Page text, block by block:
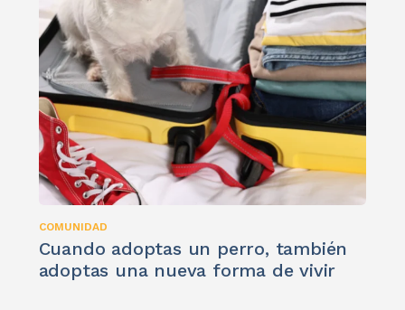
COMUNIDAD
Cuando adoptas un perro, también
adoptas una nueva forma de vivir